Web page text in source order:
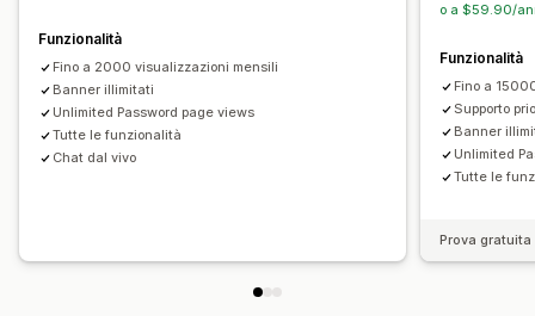
Sessione a tempo
Tipo di timer
Offerte giornaliere Offerte lampo
Promozione a tempo limitato
Programmazione
Analisi e report
Segmenti di clienti
Funzionalità
Fino a 2000 visualizzazioni mensili
Banner illimitati
Unlimited Password page views
Tutte le funzionalità
Chat dal vivo
o a $59.90/
Funzionalità
Fino a
Supporto
Banner
Unlimited
Tutte le
Prova